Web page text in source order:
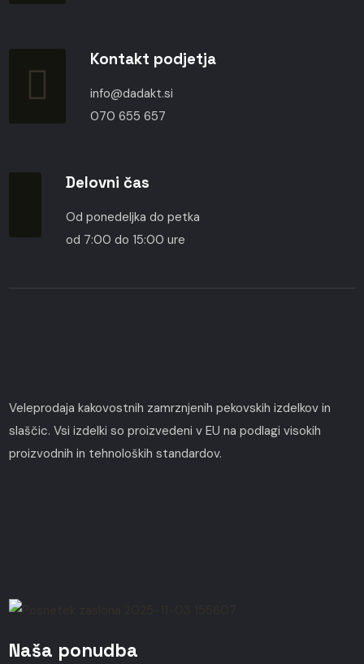
Kontakt podjetja
info@dadakt.si
070 655 657
Delovni čas
Od ponedeljka do petka
od 7:00 do 15:00 ure
Veleprodaja kakovostnih zamrznjenih pekovskih izdelkov in
slaščic. Vsi izdelki so proizvedeni v EU na podlagi visokih
proizvodnih in tehnoloških standardov.
Naša ponudba